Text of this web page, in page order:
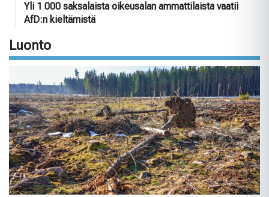
Yli 1 000 saksalaista oikeusalan ammattilaista vaatii
AfD:n kieltämistä
Luonto